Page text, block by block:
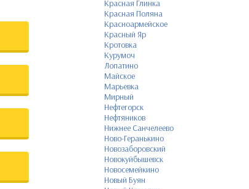
Красная Глинка
Красная Поляна
Красноармейское
Красный Яр
Кротовка
Курумоч
Лопатино
Майское
Марьевка
Мирный
Нефтегорск
Нефтяников
Нижнее Санчелеево
Ново-Геранькино
Новозаборовский
Новокуйбышевск
Новосемейкино
Новый Буян